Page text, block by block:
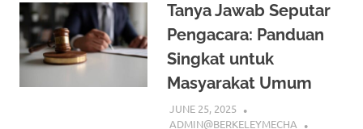
Tanya Jawab Seputar
Pengacara: Panduan
Singkat untuk
Masyarakat Umum
JUNE 25, 2025
ADMIN@BERKELEYMECHA